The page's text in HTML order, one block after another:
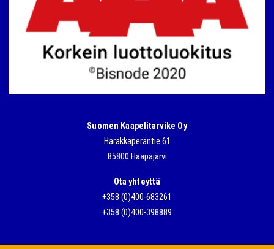
Suomen Kaapelitarvike Oy
Harakkaperäntie 61
85800 Haapajärvi
Ota yhteyttä
+358 (0)400-683261
+358 (0)400-398889